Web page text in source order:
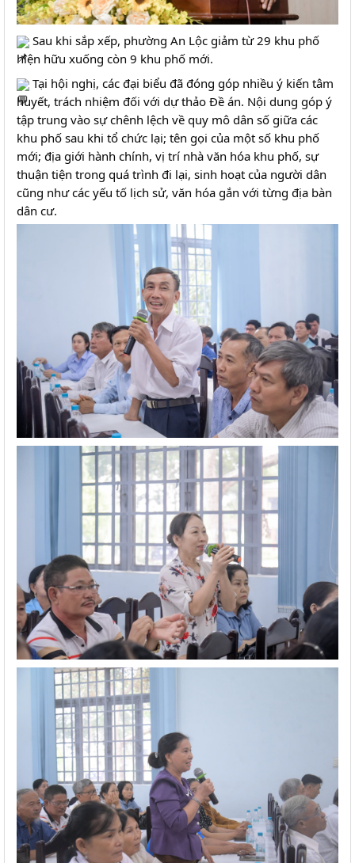
Sau khi sắp xếp, phường An Lộc giảm từ 29 khu phố
hiện hữu xuống còn 9 khu phố mới.
Tại hội nghị, các đại biểu đã đóng góp nhiều ý kiến tâm
huyết, trách nhiệm đối với dự thảo Đề án. Nội dung góp ý
tập trung vào sự chênh lệch về quy mô dân số giữa các
khu phố sau khi tổ chức lại; tên gọi của một số khu phố
mới; địa giới hành chính, vị trí nhà văn hóa khu phố, sự
thuận tiện trong quá trình đi lại, sinh hoạt của người dân
cũng như các yếu tố lịch sử, văn hóa gắn với từng địa bàn
dân cư.